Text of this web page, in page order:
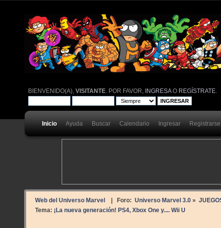
BIENVENIDO(A),VISITANTE . POR FAVOR, INGRESAO REGÍSTRATE
Inicio Ayuda Buscar Calendario Ingresar Registrarse
Web del Universo Marvel | Foro: Universo Marvel 3.0»
Tema: ¡La nueva generación! PS4, Xbox One y.... Wii U